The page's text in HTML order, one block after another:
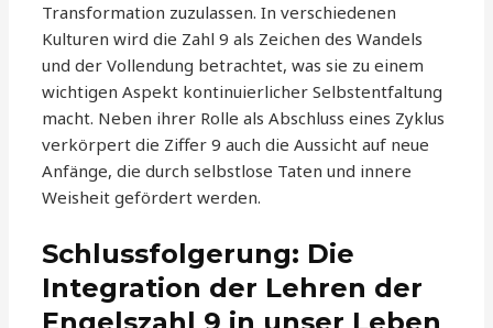
Transformation zuzulassen. In verschiedenen
Kulturen wird die Zahl 9 als Zeichen des Wandels
und der Vollendung betrachtet, was sie zu einem
wichtigen Aspekt kontinuierlicher Selbstentfaltung
macht. Neben ihrer Rolle als Abschluss eines Zyklus
verkörpert die Ziffer 9 auch die Aussicht auf neue
Anfänge, die durch selbstlose Taten und innere
Weisheit gefördert werden.
Schlussfolgerung: Die
Integration der Lehren der